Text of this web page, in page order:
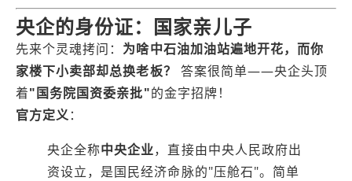
央企的身份证：国家亲儿子
先来个灵魂拷问： 为啥中石油加油站遍地开花，而你
家楼下小卖部却总换老板？
答案很简单——央企头顶
着"国务院国资委亲批"的金字招牌！
官方定义：
央企全称中央企业，直接由中央人民政府出
资设立，是国民经济命脉的"压舱石"。简单